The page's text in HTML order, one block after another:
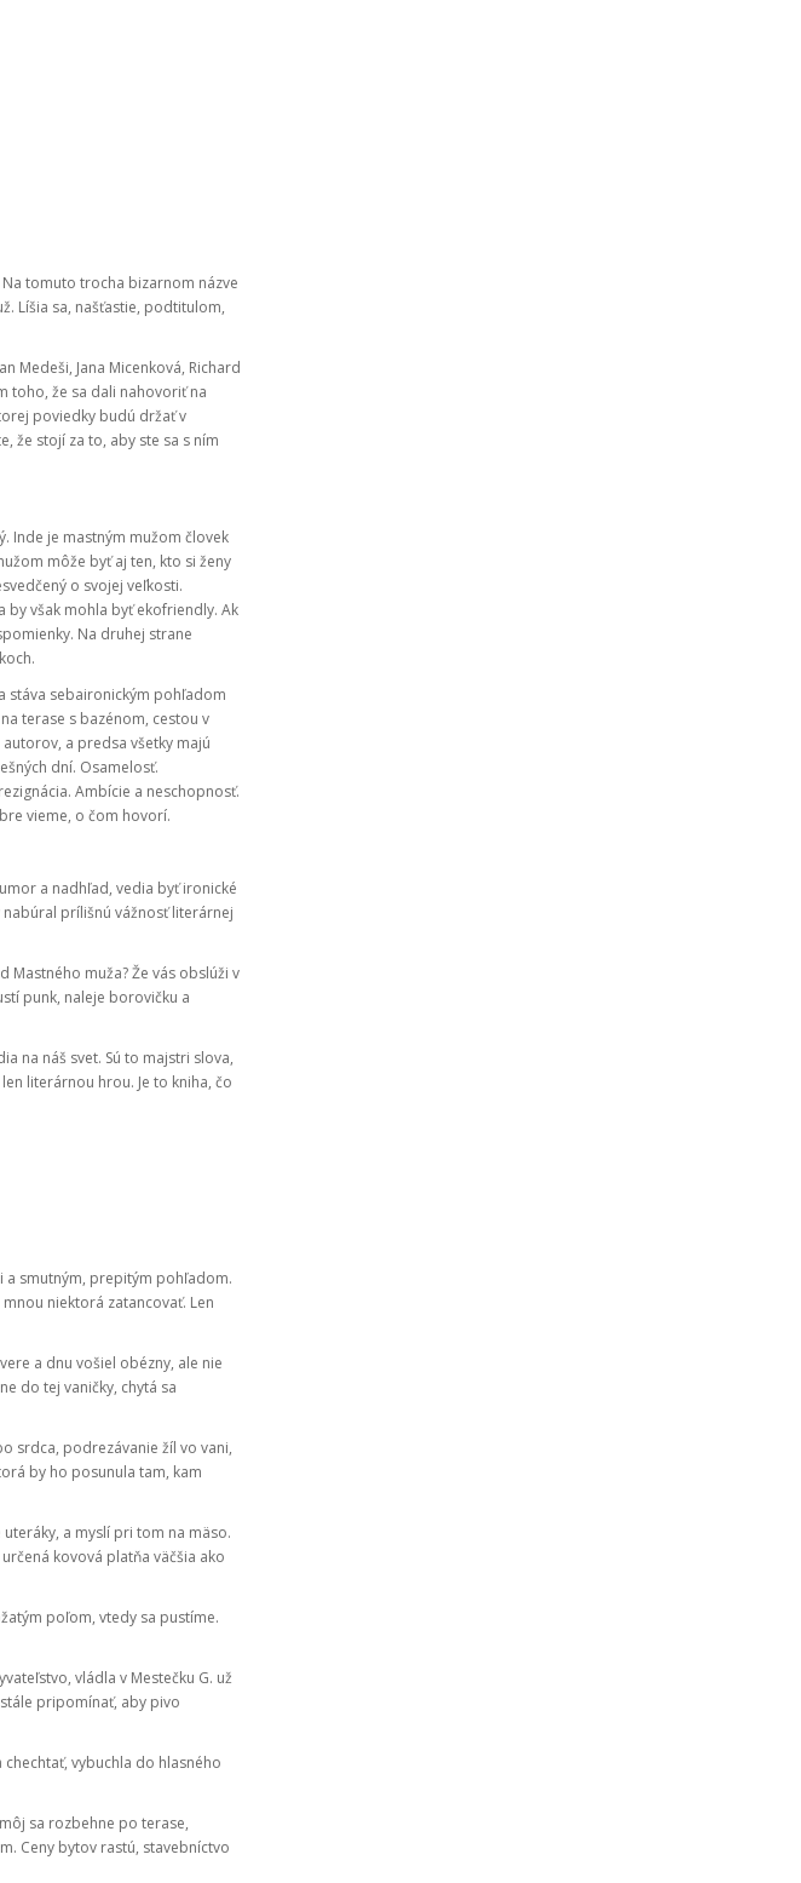
tomuto trocha bizarnom názve
Líšia sa, našťastie, podtitulom,
Medeši, Jana Micenková, Richard
toho, že sa dali nahovoriť na
poviedky budú držať v
že stojí za to, aby ste sa s ním
Inde je mastným mužom človek
môže byť aj ten, kto si ženy
o svojej veľkosti.
by však mohla byť ekofriendly. Ak
Na druhej strane
stáva sebaironickým pohľadom
terase s bazénom, cestou v
a predsa všetky majú
dní. Osamelosť.
Ambície a neschopnosť.
vieme, o čom hovorí.
a nadhľad, vedia byť ironické
nabúral prílišnú vážnosť literárnej
Mastného muža? Že vás obslúži v
punk, naleje borovičku a
na náš svet. Sú to majstri slova,
literárnou hrou. Je to kniha, čo
a smutným, prepitým pohľadom.
niektorá zatancovať. Len
a dnu vošiel obézny, ale nie
do tej vaničky, chytá sa
srdca, podrezávanie žíl vo vani,
by ho posunula tam, kam
a myslí pri tom na mäso.
kovová platňa väčšia ako
poľom, vtedy sa pustíme.
vládla v Mestečku G. už
pripomínať, aby pivo
vybuchla do hlasného
sa rozbehne po terase,
Ceny bytov rastú, stavebníctvo